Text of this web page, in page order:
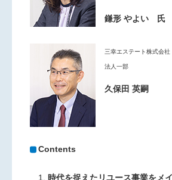
鎌形 やよい 氏
三幸エステート株式会社
法人一部
久保田 英嗣
Contents
時代を捉えたリユース事業をメ